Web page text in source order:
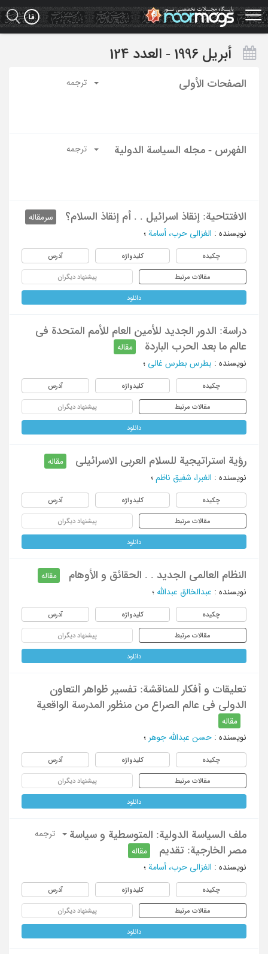
Skip
to
main
أبریل 1996 - العدد 124
الصفحات الأولی ترجمه
الفهرس - مجله السیاسة الدولیة ترجمه
الافتتاحیة: إنقاذ اسرائیل . . أم إنقاذ السلام؟
سرمقاله
نویسنده : الغزالی حرب، أسامة ؛
چکیده کلیدواژه آدرس
مقالات مرتبط پیشنهاد دیگران
دانلود
دراسة: الدور الجدید للأمین العام للأمم المتحدة فی
عالم ما بعد الحرب الباردة
مقاله
نویسنده : بطرس بطرس غالی ؛
چکیده کلیدواژه آدرس
مقالات مرتبط پیشنهاد دیگران
دانلود
رؤیة استراتیجیة للسلام العربی الاسرائیلی
مقاله
نویسنده : الغبرا، شفیق ناظم ؛
چکیده کلیدواژه آدرس
مقالات مرتبط پیشنهاد دیگران
دانلود
النظام العالمی الجدید . . الحقائق و الأوهام
مقاله
نویسنده : عبدالخالق عبدالله ؛
چکیده کلیدواژه آدرس
مقالات مرتبط پیشنهاد دیگران
دانلود
تعلیقات و أفکار للمناقشة: تفسیر ظواهر التعاون
الدولی فی عالم الصراع من منظور المدرسة الواقعیة
مقاله
نویسنده : حسن عبدالله جوهر ؛
چکیده کلیدواژه آدرس
مقالات مرتبط پیشنهاد دیگران
دانلود
ملف السیاسة الدولیة: المتوسطیة و سیاسة
مصر الخارجیة: تقدیم
مقاله
ترجمه
نویسنده : الغزالی حرب، أسامة ؛
چکیده کلیدواژه آدرس
مقالات مرتبط پیشنهاد دیگران
دانلود